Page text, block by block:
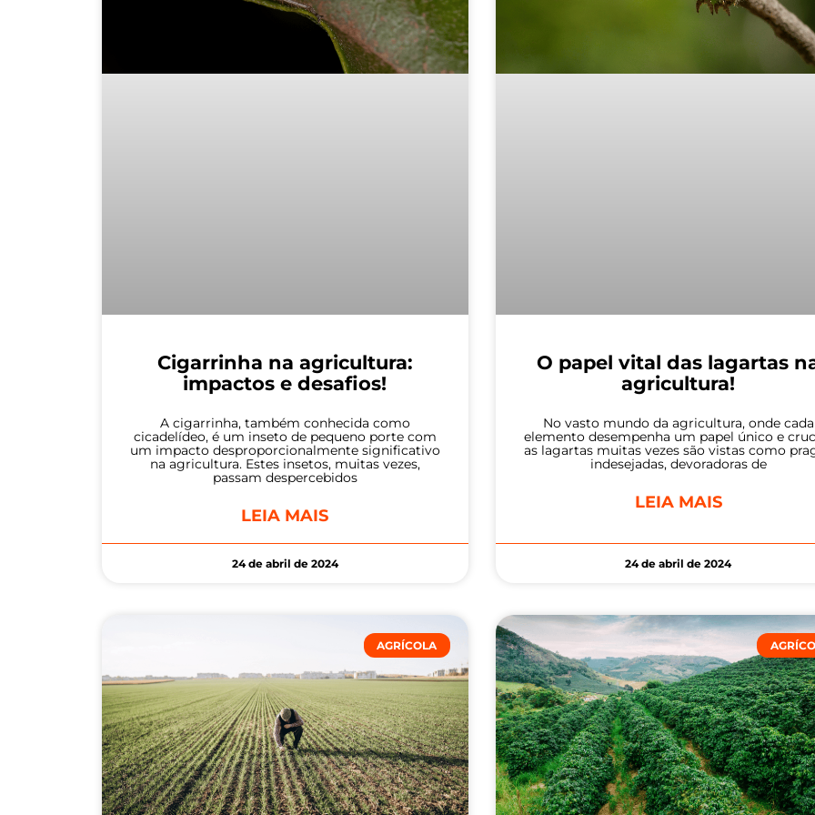
Cigarrinha na agricultura:
impactos e desafios!
A cigarrinha, também conhecida como
cicadelídeo, é um inseto de pequeno porte com
um impacto desproporcionalmente significativo
na agricultura. Estes insetos, muitas vezes,
passam despercebidos
LEIA MAIS
24 de abril de 2024
O papel vital das lagartas
agricultura!
No vasto mundo da agricultura, onde cada
elemento desempenha um papel único e
as lagartas muitas vezes são vistas como
indesejadas, devoradoras de
LEIA MAIS
24 de abril de 2024
AGRÍCOLA